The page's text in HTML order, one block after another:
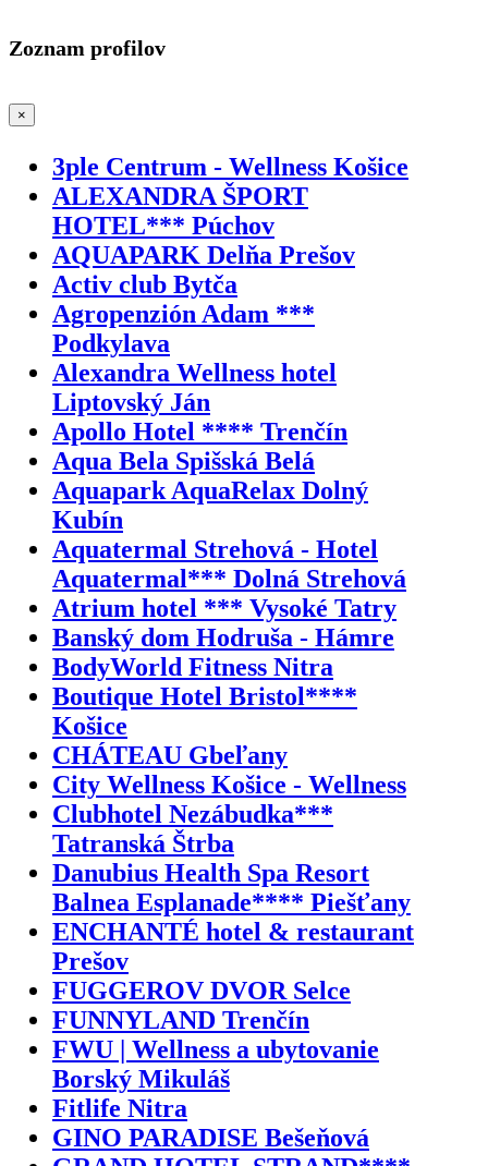
Zoznam profilov
×
3ple Centrum - Wellness Košice
ALEXANDRA ŠPORT
HOTEL*** Púchov
AQUAPARK Delňa Prešov
Activ club Bytča
Agropenzión Adam ***
Podkylava
Alexandra Wellness hotel
Liptovský Ján
Apollo Hotel **** Trenčín
Aqua Bela Spišská Belá
Aquapark AquaRelax Dolný
Kubín
Aquatermal Strehová - Hotel
Aquatermal*** Dolná Strehová
Atrium hotel *** Vysoké Tatry
Banský dom Hodruša - Hámre
BodyWorld Fitness Nitra
Boutique Hotel Bristol****
Košice
CHÁTEAU Gbeľany
City Wellness Košice - Wellness
Clubhotel Nezábudka***
Tatranská Štrba
Danubius Health Spa Resort
Balnea Esplanade**** Piešťany
ENCHANTÉ hotel & restaurant
Prešov
FUGGEROV DVOR Selce
FUNNYLAND Trenčín
FWU | Wellness a ubytovanie
Borský Mikuláš
Fitlife Nitra
GINO PARADISE Bešeňová